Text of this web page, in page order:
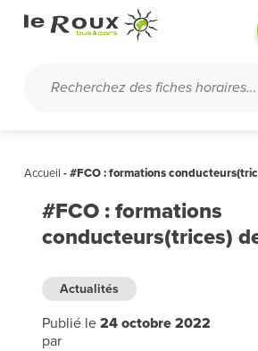
Accueil -#FCO : formations
#FCO : formations
conducteurs(trices)
Actualités
Publié le24 octobre 2022
par